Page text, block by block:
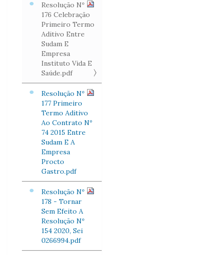
Resolução Nº
176 Celebração
Primeiro Termo
Aditivo Entre
Sudam E
Empresa
Instituto Vida E
Saúde.pdf
Resolução Nº
177 Primeiro
Termo Aditivo
Ao Contrato Nº
74 2015 Entre
Sudam E A
Empresa
Procto
Gastro.pdf
Resolução Nº
178 - Tornar
Sem Efeito A
Resolução Nº
154 2020, Sei
0266994.pdf